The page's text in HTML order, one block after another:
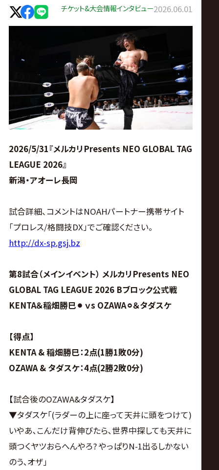
リ
グ・
ノ
ア
公
式
サ
イ
ト
チケット&大会情報インタビュー2026.06.01
2026/5/31『メルカリPresents NEO GLOBAL TAG
LEAGUE 2026』
新潟・アオーレ長岡
試合詳細、コメントはNOAHパートナー携帯サイト
「プロレス/格闘技DX」でご確認ください。
http://dx-sp.gsj.bz
第8試合（メインイベント） メルカリPresents NEO
GLOBAL TAG LEAGUE 2026 Bブロック公式戦
KENTA＆稲畑勝巳⚫︎ ｖs OZAWA⚪︎＆タダスケ
【得点】
KENTA & 稲畑勝巳：2点(1勝1敗0分)
OZAWA & タダスケ：4点(2勝2敗0分)
【試合後のOZAWA&タダスケ】
▼タダスケ｢(ラダーの上に座って天井に頭をつけて)
いやあ､こんだけ背伸びたら､世界中探しても天井に
頭つくヤツおらへんやろ? やっぱりN-1出るしかない
のう､オザ｣